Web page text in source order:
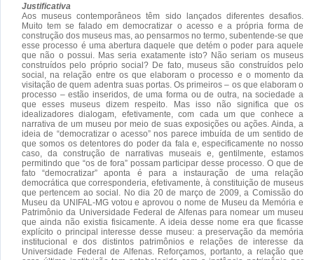
Justificativa
Aos museus contemporâneos têm sido lançados diferentes desafios.
Muito tem se falado em democratizar o acesso e a própria forma de
construção dos museus mas, ao pensarmos no termo, subentende-se que
esse processo é uma abertura daquele que detém o poder para aquele
que não o possui. Mas seria exatamente isto? Não seriam os museus
construídos pelo próprio social? De fato, museus são construídos pelo
social, na relação entre os que elaboram o processo e o momento da
visitação de quem adentra suas portas. Os primeiros – os que elaboram o
processo – estão inseridos, de uma forma ou de outra, na sociedade a
que esses museus dizem respeito. Mas isso não significa que os
idealizadores dialogam, efetivamente, com cada um que conhece a
narrativa de um museu por meio de suas exposições ou ações. Ainda, a
ideia de “democratizar o acesso” nos parece imbuída de um sentido de
que somos os detentores do poder da fala e, especificamente no nosso
caso, da construção de narrativas museais e, gentilmente, estamos
permitindo que “os de fora” possam participar desse processo. O que de
fato “democratizar” aponta é para a instauração de uma relação
democrática que corresponderia, efetivamente, à constituição de museus
que pertencem ao social. No dia 20 de março de 2009, a Comissão do
Museu da UNIFAL-MG votou e aprovou o nome de Museu da Memória e
Patrimônio da Universidade Federal de Alfenas para nomear um museu
que ainda não existia fisicamente. A ideia desse nome era que ficasse
explícito o principal interesse desse museu: a preservação da memória
institucional e dos distintos patrimônios e relações de interesse da
Universidade Federal de Alfenas. Reforçamos, portanto, a relação que